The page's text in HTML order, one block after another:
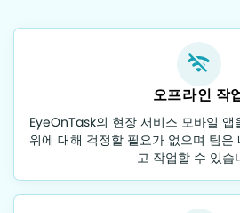
오프라인 작
EyeOnTask의 현장 서비스 모바일 앱
위에 대해 걱정할 필요가 없으며 팀
고 작업할 수 있습